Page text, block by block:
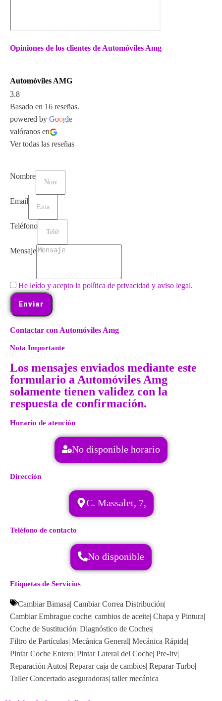
Opiniones de los clientes de Automóviles Amg
Automóviles AMG
3.8
Basado en 16 reseñas.
powered by Google
valóranos en
Ver todas las reseñas
Nombre
Email
Teléfono
Mensaje
He leído y acepto la política de privacidad y aviso legal.
Enviar
Contactar con Automóviles Amg
Nota Importante
Los mensajes enviados mediante este
formulario a Automóviles Amg
solamente tienen validez con la
respuesta de confirmación.
Horario de atención
No disponible horario
Dirección
C. Massalet, 7,
Teléfono de contacto
No disponible
Etiquetas de Servicios
Cambiar Bimasa| Cambiar Correa Distribución|
Cambiar Embrague coche| cambios de aceite| Chapa y Pintura|
Coche de Sustitución| Diagnóstico de Coches|
Filtro de Partículas| Mecánica General| Mecánica Rápida|
Pintar Coche Entero| Pintar Lateral del Coche| Pre-Itv|
Reparación Autos| Reparar caja de cambios| Reparar Turbo|
Taller Concertado aseguradoras| taller mecánica